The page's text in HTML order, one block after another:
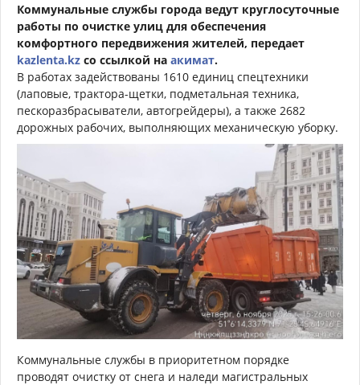
Коммунальные службы города ведут круглосуточные
работы по очистке улиц для обеспечения
комфортного передвижения жителей, передает
kazlenta.kz со ссылкой на акимат.
В работах задействованы 1610 единиц спецтехники
(лаповые, трактора-щетки, подметальная техника,
пескоразбрасыватели, автогрейдеры), а также 2682
дорожных рабочих, выполняющих механическую уборку.
Коммунальные службы в приоритетном порядке
проводят очистку от снега и наледи магистральных